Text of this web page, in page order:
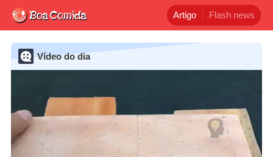
Artigo Flash news
Vídeo do dia